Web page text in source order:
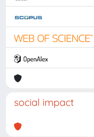
social impact